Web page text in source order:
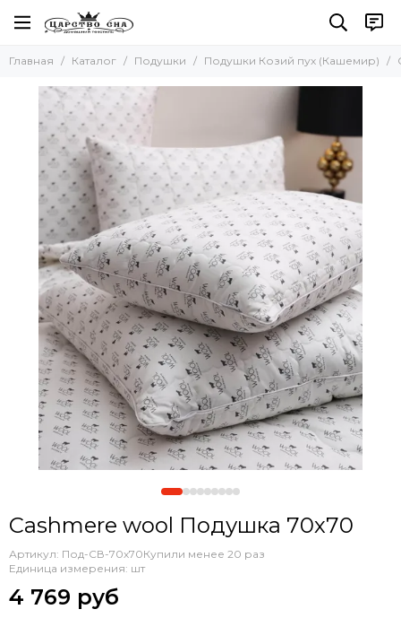
Подушки
Ортопедические
Подушки Тенсель (Эвкалипт)
Подушки Натуральный шёлк
Бамбук
Пуховые подушки
Микроволокно (искуствен пух)
Подушки Козий пух (Кашемир)
Подушки Овечья шерсть
Подушки с верблюжьей шерстью
Подушки Льняное волокно
Подушки Хлопковое волокно
Подушки Шерсть Яка
Подушки Шерсть Альпака
Подушки Молочное волокно
Главная Каталог Подушки Подушки Козий пух (Кашемир)
Cashmere wool Подушка 70х70
Артикул: Под-СВ-70х70Купили менее 20 раз
Единица измерения: шт
4 769 руб